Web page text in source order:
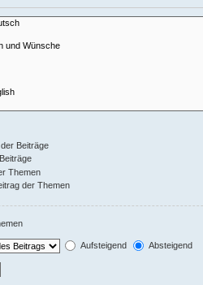
Beiträge
Themen
der Themen
Aufsteigend Absteigend